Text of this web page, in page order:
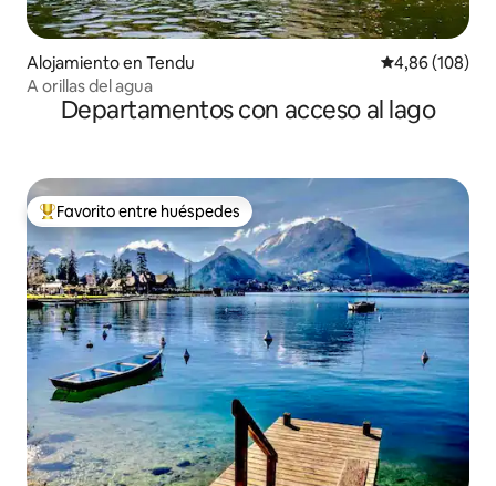
Alojamiento en Tendu Calificación
4,86 (108)
A orillas del agua
Departamentos con acceso al lago
Favorito entre los huéspedes más destacados
Favorito entre huéspedes